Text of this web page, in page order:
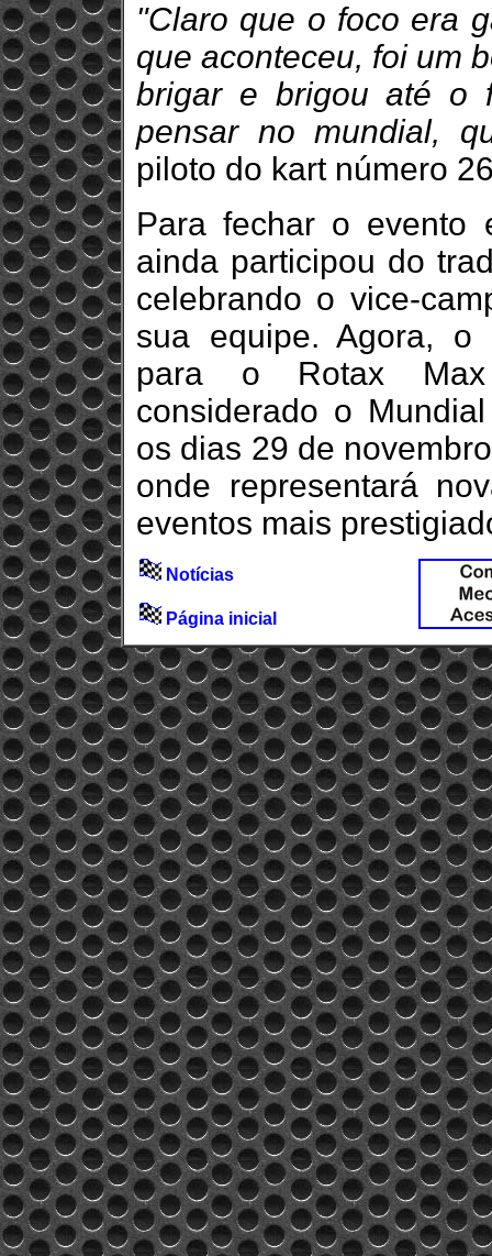
"Claro que o foco era
que aconteceu, foi um
brigar e brigou até o
pensar no mundial,
piloto do kart número
Para fechar o evento
ainda participou do
celebrando o vice-
sua equipe. Agora, o
para o Rotax Max
considerado o
os dias 29 de
onde representará
eventos mais
Notícias
Página inicial